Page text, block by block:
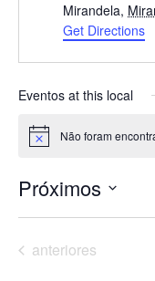
Mirandela,
Get Directions
Eventos at this local
Aviso Não foram
Próximos
a
Eventos
anteriores